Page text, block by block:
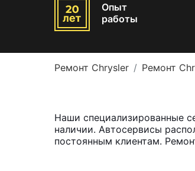
Опыт
работы
Ремонт Chrysler Ремонт
Наши специализированные
наличии. Автосервисы
постоянным клиентам.